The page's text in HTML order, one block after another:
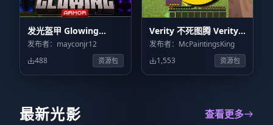
发光盔甲 Glowing
Armor
发布者：mayconjr12
488
资源包
Verity 不死图腾 Verity
Totem
发布者：McPaintingsKing
1,553
资源包
最新光影 查看更多